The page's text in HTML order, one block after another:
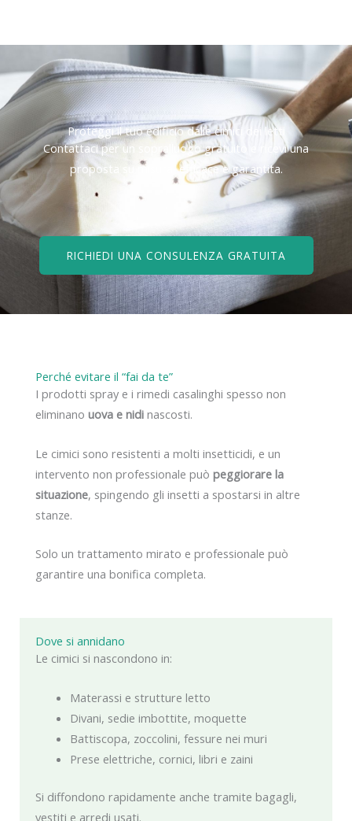
Proteggi il tuo edificio dalle cimici dei letti
Contattaci per un sopralluogo gratuito e ricevi una
proposta su misura, efficace e garantita.
RICHIEDI UNA CONSULENZA GRATUITA
Dove si annidano
Le cimici si nascondono in:
Materassi e strutture letto
Divani, sedie imbottite, moquette
Battiscopa, zoccolini, fessure nei muri
Prese elettriche, cornici, libri e zaini
Si diffondono rapidamente anche tramite bagagli,
vestiti e arredi usati.
Perché evitare il “fai da te”
I prodotti spray e i rimedi casalinghi spesso non
eliminano uova e nidi nascosti.
Le cimici sono resistenti a molti insetticidi, e un
intervento non professionale può peggiorare la
situazione, spingendo gli insetti a spostarsi in altre
stanze.
Solo un trattamento mirato e professionale può
garantire una bonifica completa.